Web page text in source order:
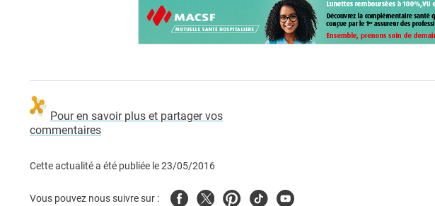
Pour en savoir plus et partager vos
commentaires
Cette actualité a été publiée le23/05/2016
Vous pouvez nous suivre sur : FacebookTwitterPinterest
TiktokYoutube